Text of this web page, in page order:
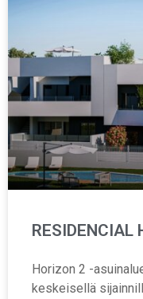
RESIDENCIAL
Horizon 2 -
keskeisellä